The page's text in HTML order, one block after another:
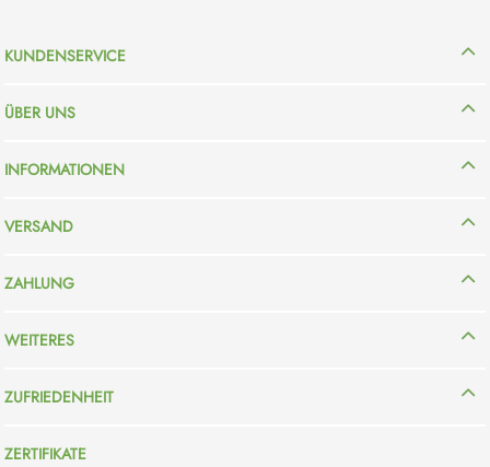
KUNDENSERVICE
ÜBER UNS
INFORMATIONEN
VERSAND
ZAHLUNG
WEITERES
ZUFRIEDENHEIT
ZERTIFIKATE